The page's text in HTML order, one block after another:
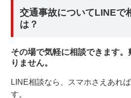
交通事故についてLINEで
は？
その場で気軽に相談できます
りません。
LINE相談なら、スマホさえあれ
す。